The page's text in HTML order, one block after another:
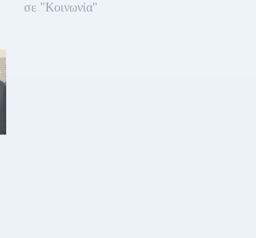
σε "Κοινωνία"